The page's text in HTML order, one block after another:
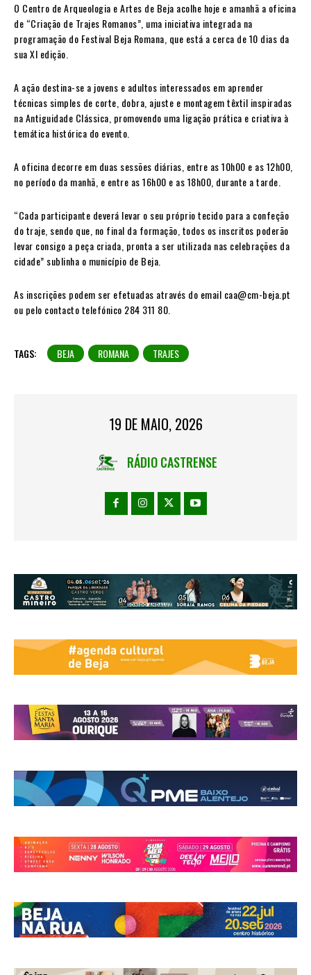
O Centro de Arqueologia e Artes de Beja acolhe hoje e amanhã a oficina
de “Criação de Trajes Romanos”, uma iniciativa integrada na
programação do Festival Beja Romana, que está a cerca de 10 dias da
sua XI edição.
A ação destina-se a jovens e adultos interessados em aprender
técnicas simples de corte, dobra, ajuste e montagem têxtil inspiradas
na Antiguidade Clássica, promovendo uma ligação prática e criativa à
temática histórica do evento.
A oficina decorre em duas sessões diárias, entre as 10h00 e as 12h00,
no período da manhã, e entre as 16h00 e as 18h00, durante a tarde.
“Cada participante deverá levar o seu próprio tecido para a confeção
do traje, sendo que, no final da formação, todos os inscritos poderão
levar consigo a peça criada, pronta a ser utilizada nas celebrações da
cidade” sublinha o município de Beja.
As inscrições podem ser efetuadas através do email caa@cm-beja.pt
ou pelo contacto telefónico 284 311 80.
TAGS: BEJA ROMANA TRAJES
19 DE MAIO, 2026
RÁDIO CASTRENSE